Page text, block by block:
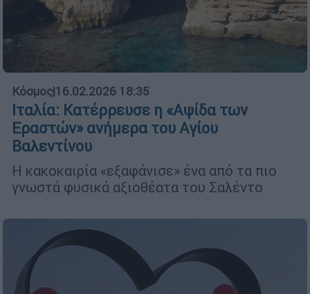
Κόσμος|16.02.2026 18:35
Ιταλία: Κατέρρευσε η «Αψίδα των
Εραστών» ανήμερα του Αγίου
Βαλεντίνου
Η κακοκαιρία «εξαφάνισε» ένα από τα πιο
γνωστά φυσικά αξιοθέατα του Σαλέντο